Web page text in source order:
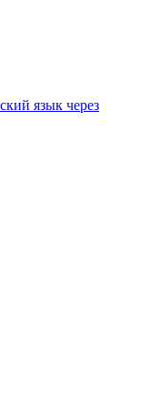
язык через